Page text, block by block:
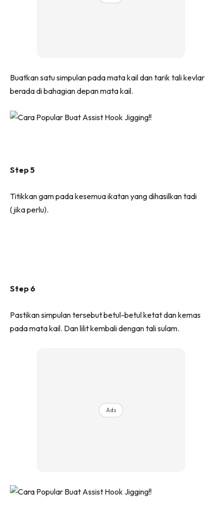
Buatkan satu simpulan pada mata kail dan tarik tali kevlar
berada di bahagian depan mata kail.
Step 5
Titikkan gam pada kesemua ikatan yang dihasilkan tadi
(jika perlu).
Step 6
Pastikan simpulan tersebut betul-betul ketat dan kemas
pada mata kail. Dan lilit kembali dengan tali sulam.
Ads